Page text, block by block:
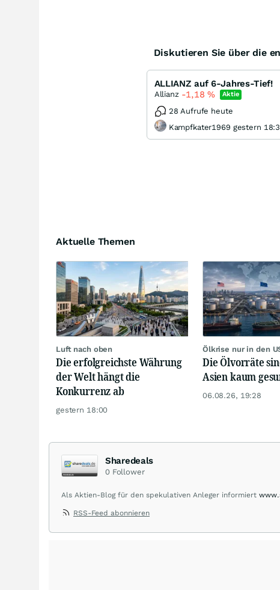
Diskutieren Sie über die
ALLIANZ auf 6-Jahres-Tief!
Allianz -1,18 % Aktie
28 Aufrufe heute
Kampfkater1969 gestern
Aktuelle Themen
Luft nach oben
Die erfolgreichste Währung
der Welt hängt die
Konkurrenz ab
gestern 18:00
Ölkrise nur in den
Die Ölvorräte
Asien kaum
06.08.26, 19:28
Sharedeals
0 Follower
Als Aktien-Blog für den spekulativen Anleger informiert
RSS-Feed abonnieren